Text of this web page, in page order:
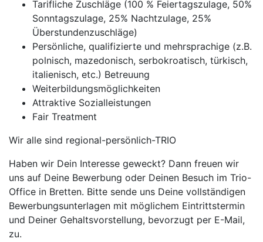
Tarifliche Zuschläge (100 % Feiertagszulage, 50%
Sonntagszulage, 25% Nachtzulage, 25%
Überstundenzuschläge)
Persönliche, qualifizierte und mehrsprachige (z.B.
polnisch, mazedonisch, serbokroatisch, türkisch,
italienisch, etc.) Betreuung
Weiterbildungsmöglichkeiten
Attraktive Sozialleistungen
Fair Treatment
Wir alle sind regional-persönlich-TRIO
Haben wir Dein Interesse geweckt? Dann freuen wir
uns auf Deine Bewerbung oder Deinen Besuch im Trio-
Office in Bretten. Bitte sende uns Deine vollständigen
Bewerbungsunterlagen mit möglichem Eintrittstermin
und Deiner Gehaltsvorstellung, bevorzugt per E-Mail,
zu.